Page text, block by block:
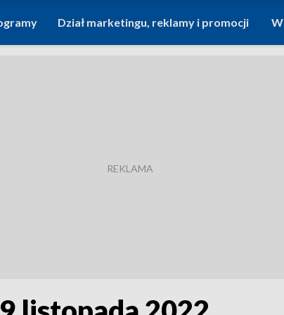
Dział marketingu, reklamy i promocji